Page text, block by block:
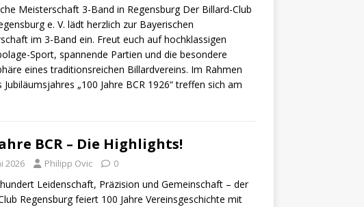
Meisterschaft 3-Band in Regensburg Der Billard-Club
e. V. lädt herzlich zur Bayerischen
im 3-Band ein. Freut euch auf hochklassigen
Sport, spannende Partien und die besondere
eines traditionsreichen Billardvereins. Im Rahmen
Jubiläumsjahres „100 Jahre BCR 1926“ treffen sich am
BCR – Die Highlights!
2026 Philipp Ovic 0
Leidenschaft, Präzision und Gemeinschaft – der
Regensburg feiert 100 Jahre Vereinsgeschichte mit